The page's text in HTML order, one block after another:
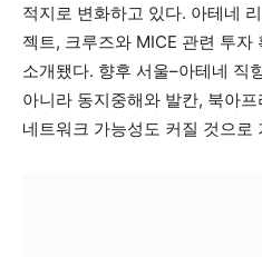
적지로 변화하고 있다. 아테네
젝트, 크루즈와 MICE 관련 투자
소개됐다. 향후 서울–아테네 직
아니라 동지중해와 발칸, 북아
네트워크 가능성도 커질 것으로